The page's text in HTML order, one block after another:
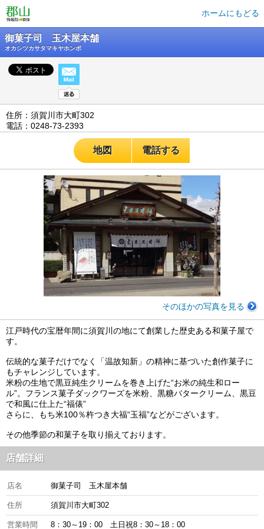
ホームにもどる
御菓子司 玉木屋本舗
オカシツカサタマキヤホンポ
住所：須賀川市大町302
電話：0248-73-2393
地図 電話する
そのほかの写真を見る
江戸時代の宝暦年間に須賀川の地にて創業した歴史ある和菓子屋で
す。
伝統的な菓子だけでなく「温故知新」の精神に基づいた創作菓子に
もチャレンジしています。
米粉の生地で黒豆純生クリームを巻き上げた“お米の純生和ロー
ル”。フランス菓子ダックワーズを米粉、黒糖バタークリーム、黒豆
で和風に仕上た“福俵”
さらに、もち米100％杵つき大福“玉福”などがございます。
その他季節の和菓子を取り揃えております。
店舗詳細
店名 御菓子司 玉木屋本舗
住所 須賀川市大町302
営業時間 8：30～19：00 土日祝8：30～18：00